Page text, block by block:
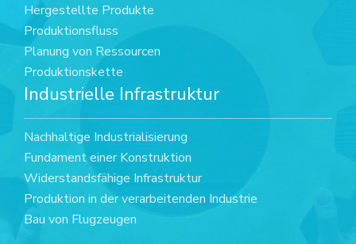
Hergestellte Produkte
Produktionsfluss
Planung von Ressourcen
Produktionskette
Industrielle Infrastruktur
Nachhaltige Industrialisierung
Fundament einer Konstruktion
Widerstandsfähige Infrastruktur
Produktion in der verarbeitenden Industrie
Bau von Flugzeugen